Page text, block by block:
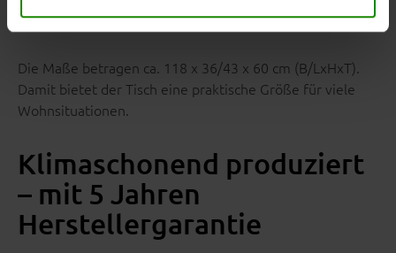
an.
Die Maße betragen ca. 118 x 36/43 x 60 cm (B/LxHxT).
Damit bietet der Tisch eine praktische Größe für viele
Wohnsituationen.
Klimaschonend produziert
– mit 5 Jahren
Herstellergarantie